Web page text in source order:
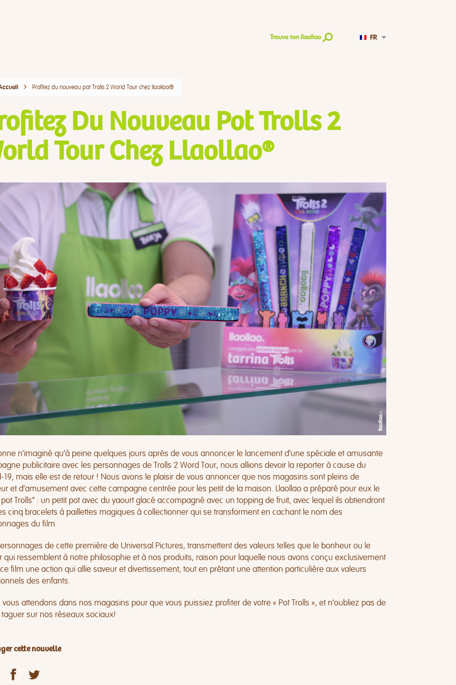
Trouve ton llaollao FR
Profitez du nouveau pot Trolls 2 World Tour chez llaollao®
Du Nouveau Pot Trolls 2
Tour Chez Llaollao®
n’imaginé qu’à peine quelques jours après de vous annoncer le lancement d’une spéciale et amusante
publicitaire avec les personnages de Trolls 2 Word Tour, nous allions devoir la reporter à cause du
19, mais elle est de retour ! Nous avons le plaisir de vous annoncer que nos magasins sont pleins de
et d’amusement avec cette campagne centrée pour les petit de la maison. Llaollao a préparé pour eux le
pot Trolls” : un petit pot avec du yaourt glacé accompagné avec un topping de fruit, avec lequel ils obtiendront
cinq bracelets à paillettes magiques à collectionner qui se transforment en cachant le nom des
du film.
de cette première de Universal Pictures, transmettent des valeurs telles que le bonheur ou le
qui ressemblent à notre philosophie et à nos produits, raison pour laquelle nous avons conçu exclusivement
film une action qui allie saveur et divertissement, tout en prêtant une attention particulière aux valeurs
des enfants.
vous attendons dans nos magasins pour que vous puissiez profiter de votre « Pot Trolls », et n’oubliez pas de
sur nos réseaux sociaux!
cette nouvelle